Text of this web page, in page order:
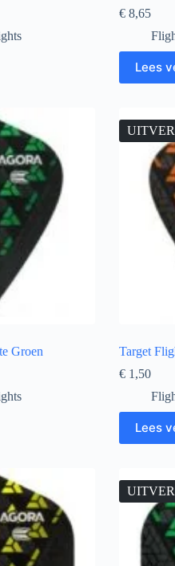
€8,65
Lees
Groen
Target
€1,50
Lees